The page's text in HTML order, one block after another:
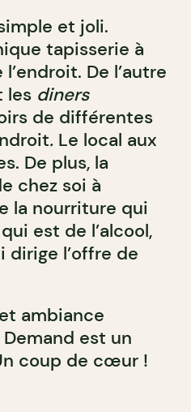
et joli.
tapisserie à
De l’autre
les diners
de différentes
. Le local aux
De plus, la
chez soi à
la nourriture qui
est de l’alcool,
dirige l’offre de
ambiance
est un
coup de cœur !